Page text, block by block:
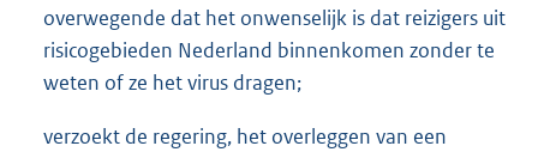
overwegende dat het onwenselijk is dat reizigers uit
risicogebieden Nederland binnenkomen zonder te
weten of ze het virus dragen;
verzoekt de regering, het overleggen van een